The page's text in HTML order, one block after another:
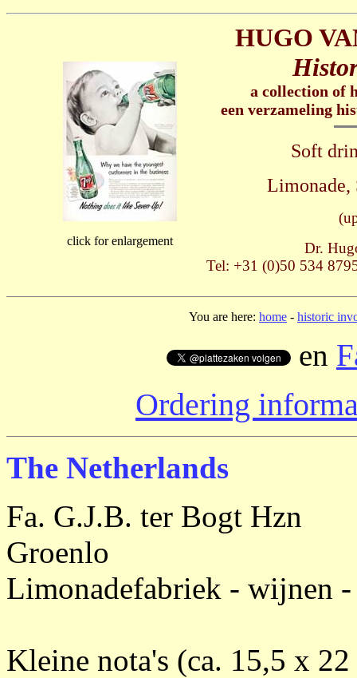
click for enlargement
HUGO
a collection of
een verzameling
Soft
Limonade,
Dr.
Tel: +31 (0)50 534
You are here: home - historic
en
Ordering
The Netherlands
Fa. G.J.B. ter Bogt Hzn
Groenlo
Limonadefabriek - wijnen
Kleine nota's (ca. 15,5 x